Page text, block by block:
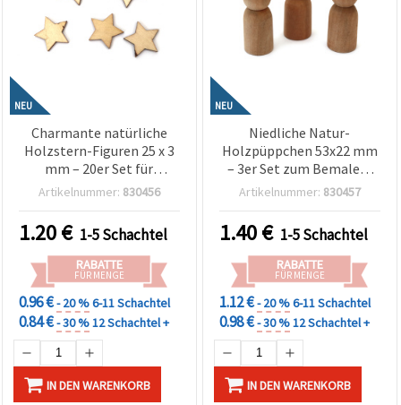
NEU
Charmante natürliche
Holzstern-Figuren 25 x 3
mm – 20er Set für
Basteln, Weihnachtsdeko,
kreative Dekorationen
Artikelnummer: 830456
1.20€ 1-5 Schachtel
RABATTE
FÜR MENGE
0.96 €- 20 %6-11 Schachtel
0.84 €- 30 %12 Schachtel +
IN DEN WARENKORB
NEU
Niedliche Natur-
Holzpüppchen 53x22 mm
– 3er Set zum Bemalen,
Basteln & kreatives DIY
Artikelnummer: 830457
1.40€ 1-5 Schachtel
RABATTE
FÜR MENGE
1.12 €- 20 %6-11 Schachtel
0.98 €- 30 %12 Schachtel +
IN DEN WARENKORB